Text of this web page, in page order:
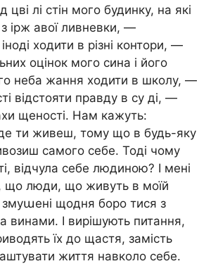
цві лі стін мого будинку, на які
ірж авої ливневки, —
іноді ходити в різні контори, —
оцінок мого сина і його
неба жання ходити в школу, —
відстояти правду в су ді, —
щеності. Нам кажуть:
ти живеш, тому що в будь-яку
самого себе. Тоді чому
відчула себе людиною? І мені
що люди, що живуть в моїй
змуաені щодня боро тися з
винами. І вирішують питання,
їх до щастя, замість
життя навколо себе.